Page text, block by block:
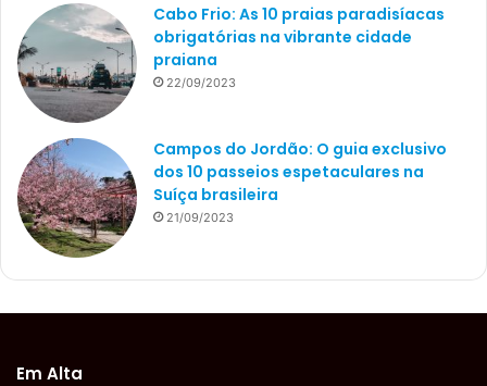
Cabo Frio: As 10 praias paradisíacas
obrigatórias na vibrante cidade
praiana
22/09/2023
Campos do Jordão: O guia exclusivo
dos 10 passeios espetaculares na
Suíça brasileira
21/09/2023
Em Alta